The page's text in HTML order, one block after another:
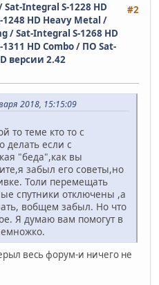
#2
Sat-Integral S-1228 HD
HD Heavy Metal /
/ Sat-Integral S-1268 HD
HD Combo/ ПО Sat-
версии 2.42
2018, 15:15:09
то теме кто то с
делать если с
"беда",как вы
забыл его советы,но
Толи перемещать
спутники отключены ,а
вобщем забыл. Но что
Я думаю вам помогут в
весь форум-и ничего не